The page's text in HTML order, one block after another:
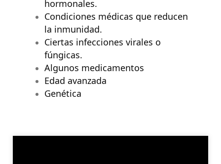
hormonales.
Condiciones médicas que reducen
la inmunidad.
Ciertas infecciones virales o
fúngicas.
Algunos medicamentos
Edad avanzada
Genética